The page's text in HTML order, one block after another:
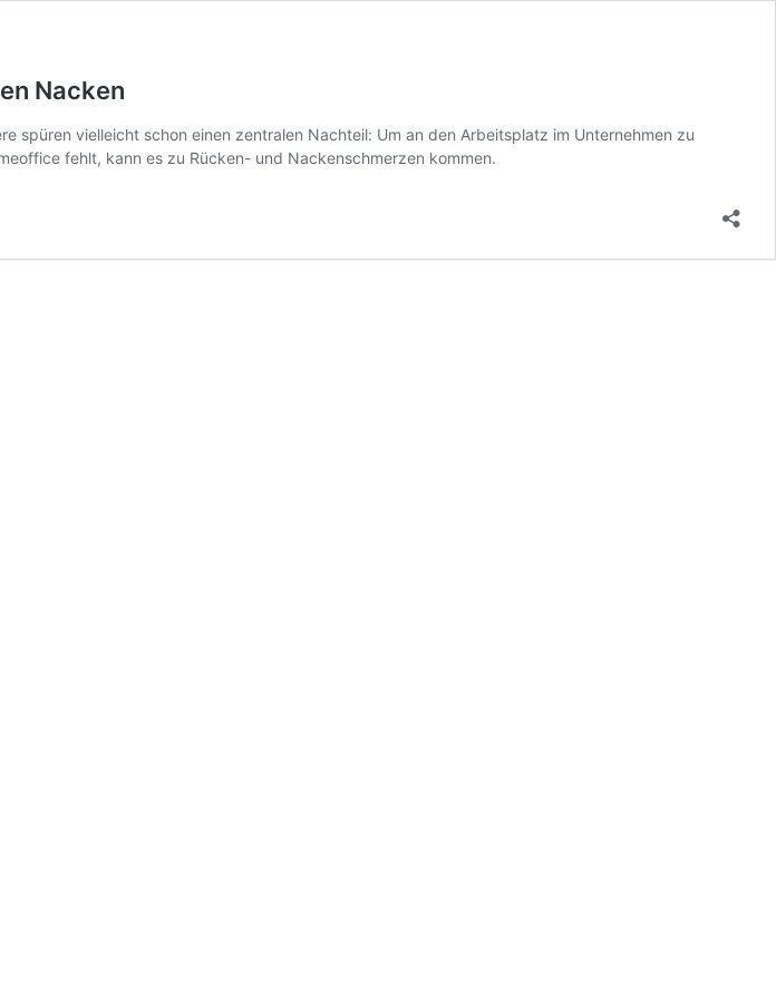
Nacken
spüren vielleicht schon einen zentralen Nachteil: Um an den Arbeitsplatz im Unternehmen zu
fehlt, kann es zu Rücken- und Nackenschmerzen kommen.